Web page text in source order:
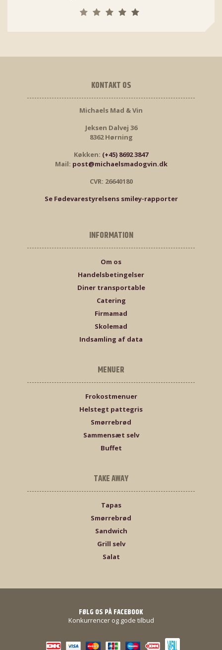
KONTAKT OS
Michaels Mad & Vin
Jeksen Dalvej 36
8362 Hørning
Køkken: (+45) 8692 3847
Mail: post@michaelsmadogvin.dk
CVR: 26640180
Se Fødevarestyrelsens smiley-rapporter
INFORMATION
Om os
Handelsbetingelser
Diner transportable
Catering
Firmamad
Skolemad
Indsamling af data
MENUER
Frokostmenuer
Helstegt pattegris
Smørrebrød
Sammensæt selv
Buffet
TAKE AWAY
Tapas
Smørrebrød
Sandwich
Grill selv
Salat
FØLG OS PÅ FACEBOOK
Konkurrencer og gode tilbud